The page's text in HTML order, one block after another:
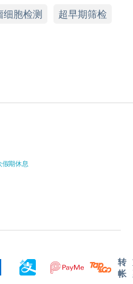
需抽取少量血液检验，
，准确度、灵敏度及特
像学如CT、MRI、PET
并无辐射侵
或以上之人士
至18歳以下人士)
护人签署妥当，客人可
出示已签署的同意书及
，经核实无误后可提供
护人签署妥当，可接受
署的同意书及签署者的
后可提供服务。
个月，客户必须于12
计)接受有关检查，客户
2:00p.m. – 6:00p.m.
细胞检测
超早期筛检
期休息
转
帐